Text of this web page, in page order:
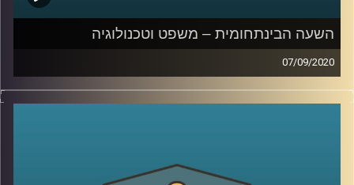
השעה הבינתחומית – משפט וטכנולוגיה
07/09/2020
כמו חתול ועכבר, ככה גם בזירה הטכנולוגית;
הצטרפו לשעה יחד עם ד"ר אביב גאון, חוקר